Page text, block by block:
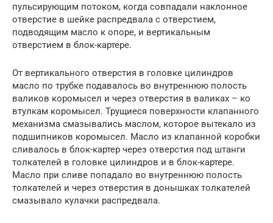
пульсирующим потоком, когда совпадали наклонное
отверстие в шейке распредвала с отверстием,
подводящим масло к опоре, и вертикальным
отверстием в блок-картере.
От вертикального отверстия в головке цилиндров
масло по трубке подавалось во внутреннюю полость
валиков коромысел и через отверстия в валиках – ко
втулкам коромысел. Трущиеся поверхности клапанного
механизма смазывались маслом, которое вытекало из
подшипников коромысел. Масло из клапанной коробки
сливалось в блок-картер через отверстия под штанги
толкателей в головке цилиндров и в блок-картере.
Масло при сливе попадало во внутреннюю полость
толкателей и через отверстия в донышках толкателей
смазывало кулачки распредвала.